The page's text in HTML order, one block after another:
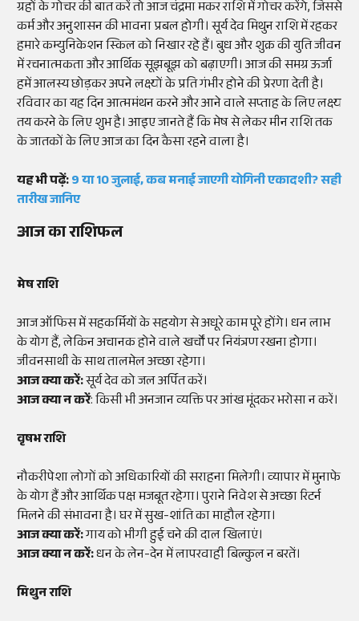
ग्रहों के गोचर की बात करें तो आज चंद्रमा मकर राशि में गोचर करेंगे, जिससे
कर्म और अनुशासन की भावना प्रबल होगी। सूर्य देव मिथुन राशि में रहकर
हमारे कम्युनिकेशन स्किल को निखार रहे हैं। बुध और शुक्र की युति जीवन
में रचनात्मकता और आर्थिक सूझबूझ को बढ़ाएगी। आज की समग्र ऊर्जा
हमें आलस्य छोड़कर अपने लक्ष्यों के प्रति गंभीर होने की प्रेरणा देती है।
रविवार का यह दिन आत्ममंथन करने और आने वाले सप्ताह के लिए लक्ष्य
तय करने के लिए शुभ है। आइए जानते हैं कि मेष से लेकर मीन राशि तक
के जातकों के लिए आज का दिन कैसा रहने वाला है।
यह भी पढ़ें:9 या 10 जुलाई, कब मनाई जाएगी योगिनी एकादशी? सही
तारीख जानिए
आज का राशिफल
मेष राशि
आज ऑफिस में सहकर्मियों के सहयोग से अधूरे काम पूरे होंगे। धन लाभ
के योग हैं, लेकिन अचानक होने वाले खर्चों पर नियंत्रण रखना होगा।
जीवनसाथी के साथ तालमेल अच्छा रहेगा।
आज क्या करें:सूर्य देव को जल अर्पित करें।
आज क्या न करें: किसी भी अनजान व्यक्ति पर आंख मूंदकर भरोसा न करें।
वृषभ राशि
नौकरीपेशा लोगों को अधिकारियों की सराहना मिलेगी। व्यापार में मुनाफे
के योग हैं और आर्थिक पक्ष मजबूत रहेगा। पुराने निवेश से अच्छा रिटर्न
मिलने की संभावना है। घर में सुख-शांति का माहौल रहेगा।
आज क्या करें:गाय को भीगी हुई चने की दाल खिलाएं।
आज क्या न करें:धन के लेन-देन में लापरवाही बिल्कुल न बरतें।
मिथुन राशि